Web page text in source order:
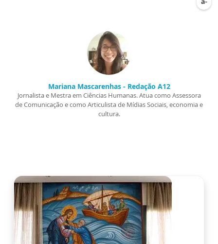
Mariana Mascarenhas - Redação A12
Jornalista e Mestra em Ciências Humanas. Atua como Assessora
de Comunicação e como Articulista de Mídias Sociais, economia e
cultura.